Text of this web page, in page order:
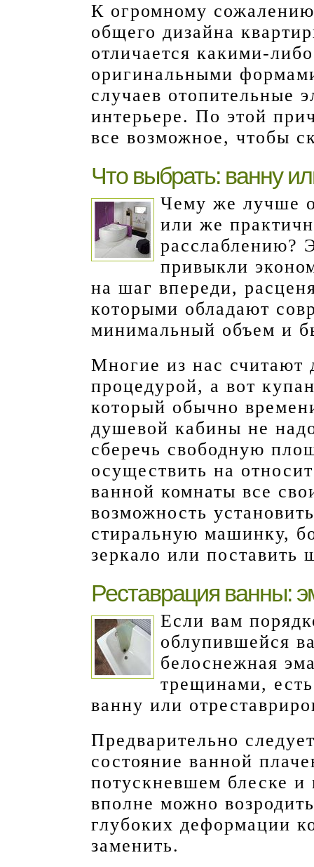
К огромному
общего дизайна
отличается какими-
оригинальными
случаев отопительные
интерьере. По этой
все возможное, чтобы
Что выбрать: ванну
Чему же лучше
или же
расслаблению?
привыкли
на шаг впереди,
которыми обладают
минимальный объем и
Многие из нас
процедурой, а вот
который обычно
душевой кабины не
сберечь свободную
осуществить на
ванной комнаты все
возможность
стиральную машинку,
зеркало или поставить
Реставрация ванны:
Если вам
облупившейся
белоснежная
трещинами,
ванну или
Предварительно
состояние ванной
потускневшем блеске
вполне можно
глубоких деформации
заменить.